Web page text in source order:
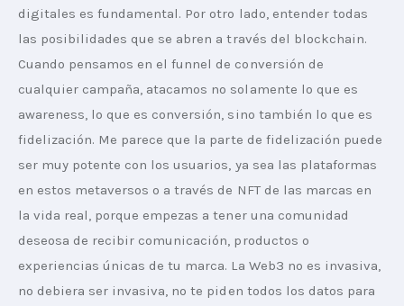
digitales es fundamental. Por otro lado, entender todas
las posibilidades que se abren a través del blockchain.
Cuando pensamos en el funnel de conversión de
cualquier campaña, atacamos no solamente lo que es
awareness, lo que es conversión, sino también lo que es
fidelización. Me parece que la parte de fidelización puede
ser muy potente con los usuarios, ya sea las plataformas
en estos metaversos o a través de NFT de las marcas en
la vida real, porque empezas a tener una comunidad
deseosa de recibir comunicación, productos o
experiencias únicas de tu marca. La Web3 no es invasiva,
no debiera ser invasiva, no te piden todos los datos para